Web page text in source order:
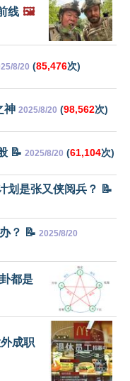
线 🖼️
8/20 (85,476次)
神 2025/8/20 (98,562次)
📝 2025/8/20 (61,104次)
划是张又侠阅兵？ 📝
？ 📝 2025/8/20
都是
成职